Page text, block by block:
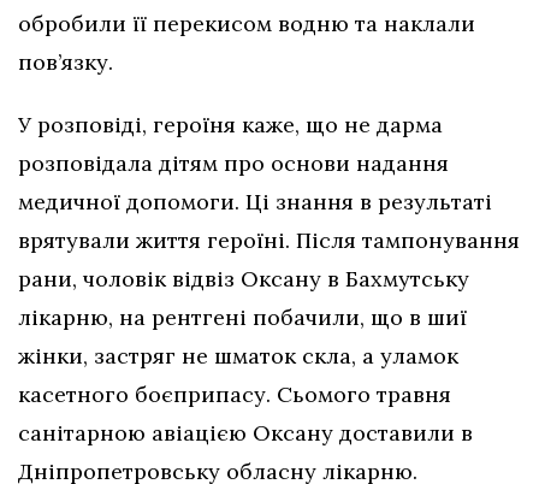
обробили її перекисом водню та наклали
пов’язку.
У розповіді, героїня каже, що не дарма
розповідала дітям про основи надання
медичної допомоги. Ці знання в результаті
врятували життя героїні. Після тампонування
рани, чоловік відвіз Оксану в Бахмутську
лікарню, на рентгені побачили, що в шиї
жінки, застряг не шматок скла, а уламок
касетного боєприпасу. Сьомого травня
санітарною авіацією Оксану доставили в
Дніпропетровську обласну лікарню.